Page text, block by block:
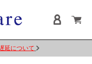
してください